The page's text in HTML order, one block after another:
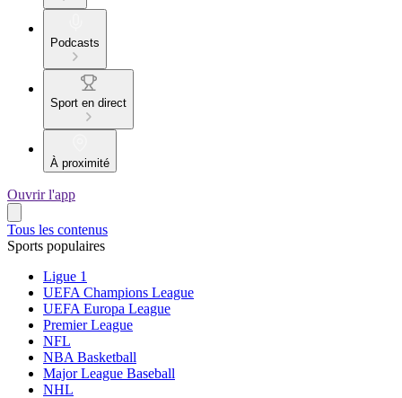
Podcasts
Sport en direct
À proximité
Ouvrir l'app
Tous les contenus
Sports populaires
Ligue 1
UEFA Champions League
UEFA Europa League
Premier League
NFL
NBA Basketball
Major League Baseball
NHL